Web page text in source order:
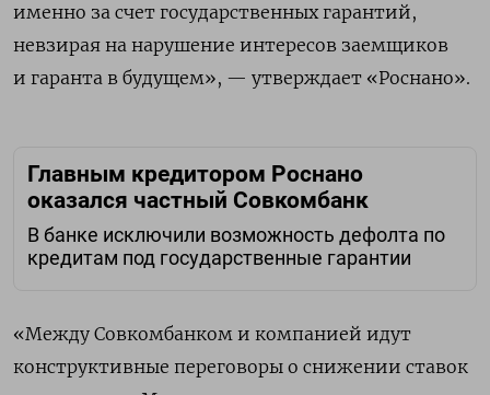
именно за счет государственных гарантий,
невзирая на нарушение интересов заемщиков
и гаранта в будущем», — утверждает «Роснано».
Главным кредитором Роснано
оказался частный Совкомбанк
В банке исключили возможность дефолта по
кредитам под государственные гарантии
«Между Совкомбанком и компанией идут
конструктивные переговоры о снижении ставок